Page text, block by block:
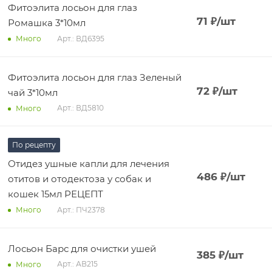
Фитоэлита лосьон для глаз
Ромашка 3*10мл
Много Арт.: ВД6395
71 ₽/шт
Фитоэлита лосьон для глаз Зеленый
чай 3*10мл
Много Арт.: ВД5810
72₽/шт
По рецепту
Отидез ушные капли для лечения
отитов и отодектоза у собак и
кошек 15мл РЕЦЕПТ
Много Арт.: ПЧ2378
486₽/шт
Лосьон Барс для очистки ушей
Много Арт.: АВ215
385₽/шт